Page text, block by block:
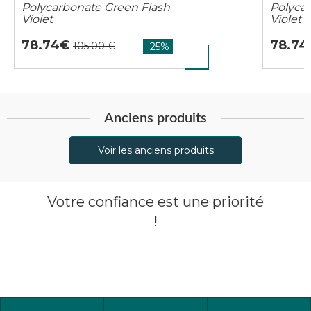
Polycarbonate Green Flash
Violet
78.74
Violet
78.74
Anciens produits
Voir les anciens produits
Votre confiance est une priorité
!